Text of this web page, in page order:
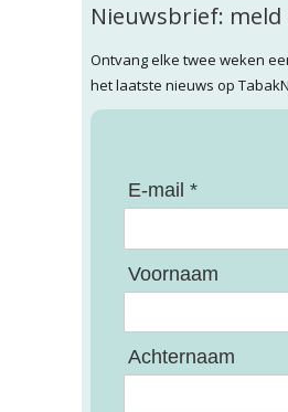
Nieuwsbrief: meld
Ontvang elke twee weken
het laatste nieuws op
E-mail *
Voornaam
Achternaam